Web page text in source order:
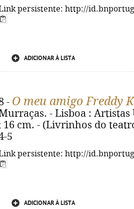
persistente: http://
ADICIONAR À LISTA
- O meu amigo Freddy
- Lisboa : Artistas
16 cm. - (Livrinhos do
5
persistente: http://
ADICIONAR À LISTA